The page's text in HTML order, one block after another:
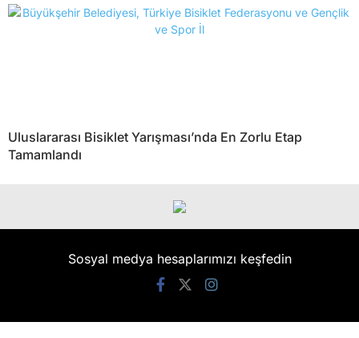
Uluslararası Bisiklet Yarışması’nda En Zorlu Etap
Tamamlandı
Sosyal medya hesaplarımızı keşfedin